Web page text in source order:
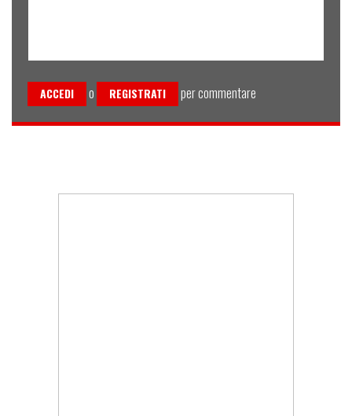
ACCEDI o REGISTRATI per commentare